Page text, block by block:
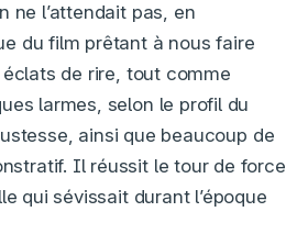
ne l’attendait pas, en
du film prêtant à nous faire
de rire, tout comme
larmes, selon le profil du
ainsi que beaucoup de
Il réussit le tour de force
qui sévissait durant l’époque